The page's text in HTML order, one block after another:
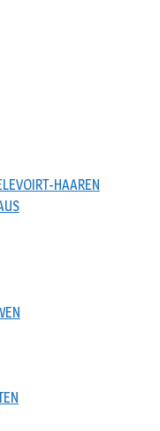
HAAREN